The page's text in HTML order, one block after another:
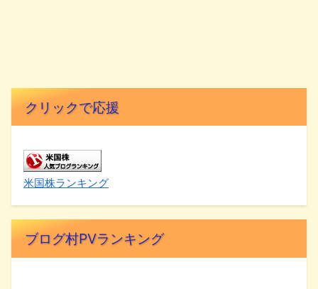
クリックで応援
米国株ランキング
ブログ村PVランキング